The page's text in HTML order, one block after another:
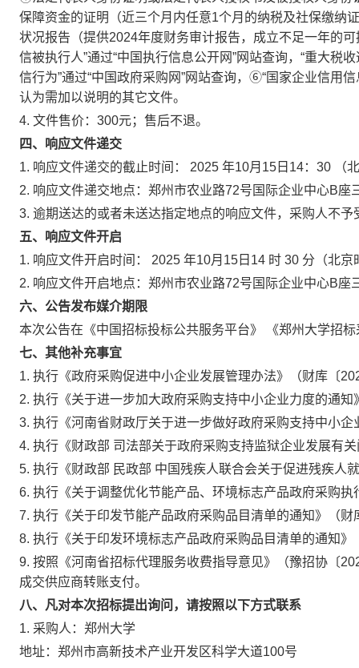
保障资金的证明（近三个月内任意1个月的纳税及社保缴
状况报告（提供2024年度财务审计报告，成立不足一年的
信被执行人”通过“中国执行信息公开网”网站查询，“重大税
信行为”通过“中国政府采购网”网站查询，⑥“国家企业信用
认为需加以说明的其它文件。
4. 文件售价：300元；售后不退。
四、响应文件递交
1. 响应文件递交的截止时间： 2025 年10月15日14：30
（
2. 响应文件递交地点：郑州市农业路72号国际企业中心B座
3. 逾期送达的或者未送达指定地点的响应文件，采购人不予
五、响应文件开启
1. 响应文件开启时间： 2025 年10月15日14 时 30 分（北京
2. 响应文件开启地点：郑州市农业路72号国际企业中心B座
六、公告发布媒介期限
本次公告在《中国招标投标公共服务平台》
《郑州大学招
七、其他补充事宜
1. 执行《政府采购促进中小企业发展管理办法》（财库〔
2. 执行《关于进一步加大政府采购支持中小企业力度的通
3. 执行《河南省财政厅关于进一步做好政府采购支持中小
4. 执行《财政部 司法部关于政府采购支持监狱企业发展有
5. 执行《财政部 民政部 中国残疾人联合会关于促进残疾人
6. 执行《关于调整优化节能产品、环境标志产品政府采购
7. 执行《关于印发节能产品政府采购品目清单的通知》（财
8. 执行《关于印发环境标志产品政府采购品目清单的通知
9. 按照《河南省招标代理服务收费指导意见》（豫招协〔
成交供应商转账支付。
八、凡对本次招标提出询问，请按照以下方式联系
1. 采购人：郑州大学
地址：郑州市高新技术产业开发区科学大道100号